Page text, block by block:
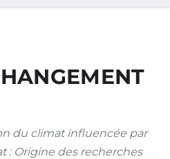
du climat influencée par
: Origine des recherches